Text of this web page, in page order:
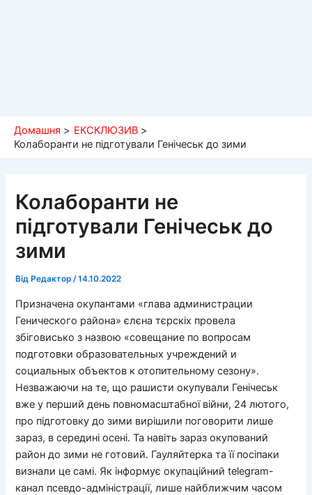
Домашня
ЕКСКЛЮЗИВ
Колаборанти не підготували Генічеськ до зими
Колаборанти не
підготували Генічеськ до
зими
Від Редактор/14.10.2022
Призначена окупантами «глава администрации
Генического района» єлєна тєрскіх провела
збіговисько з назвою «совещание по вопросам
подготовки образовательных учреждений и
социальных объектов к отопительному сезону».
Незважаючи на те, що рашисти окупували Генічеськ
вже у перший день повномасштабної війни, 24 лютого,
про підготовку до зими вирішили поговорити лише
зараз, в середині осені. Та навіть зараз окупований
район до зими не готовий. Гауляйтерка та її посіпаки
визнали це самі. Як інформує окупаційний telegram-
канал псевдо-адміністрації, лише найближчим часом